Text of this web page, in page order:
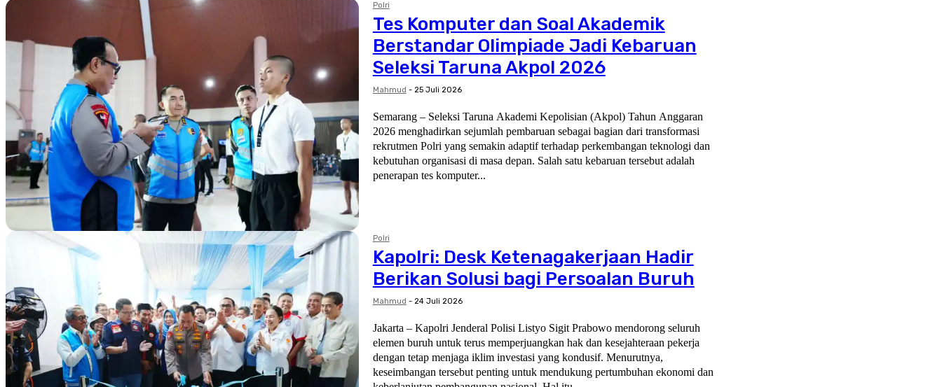
Polri
Tes Komputer dan Soal Akademik
Berstandar Olimpiade Jadi Kebaruan
Seleksi Taruna Akpol 2026
Mahmud - 25 Juli 2026
Semarang – Seleksi Taruna Akademi Kepolisian (Akpol) Tahun Anggaran
2026 menghadirkan sejumlah pembaruan sebagai bagian dari transformasi
rekrutmen Polri yang semakin adaptif terhadap perkembangan teknologi dan
kebutuhan organisasi di masa depan. Salah satu kebaruan tersebut adalah
penerapan tes komputer...
Polri
Kapolri: Desk Ketenagakerjaan Hadir
Berikan Solusi bagi Persoalan Buruh
Mahmud - 24 Juli 2026
Jakarta – Kapolri Jenderal Polisi Listyo Sigit Prabowo mendorong seluruh
elemen buruh untuk terus memperjuangkan hak dan kesejahteraan pekerja
dengan tetap menjaga iklim investasi yang kondusif. Menurutnya,
keseimbangan tersebut penting untuk mendukung pertumbuhan ekonomi dan